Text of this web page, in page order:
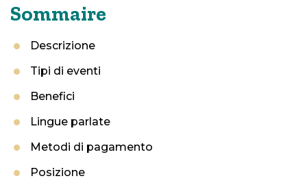
Sommaire
Descrizione
Tipi di eventi
Benefici
Lingue parlate
Metodi di pagamento
Posizione